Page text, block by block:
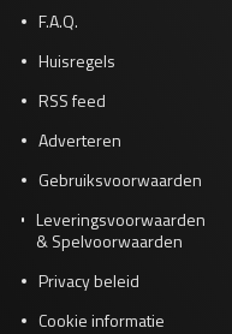
F.A.Q.
Huisregels
RSS feed
Adverteren
Gebruiksvoorwaarden
Leveringsvoorwaarden
& Spelvoorwaarden
Privacy beleid
Cookie informatie